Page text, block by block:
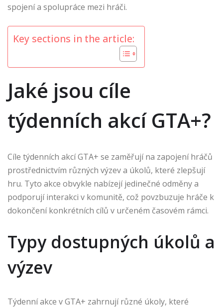
spojení a spolupráce mezi hráči.
Key sections in the article:
Jaké jsou cíle
týdenních akcí GTA+?
Cíle týdenních akcí GTA+ se zaměřují na zapojení hráčů
prostřednictvím různých výzev a úkolů, které zlepšují
hru. Tyto akce obvykle nabízejí jedinečné odměny a
podporují interakci v komunitě, což povzbuzuje hráče k
dokončení konkrétních cílů v určeném časovém rámci.
Typy dostupných úkolů a
výzev
Týdenní akce v GTA+ zahrnují různé úkoly, které